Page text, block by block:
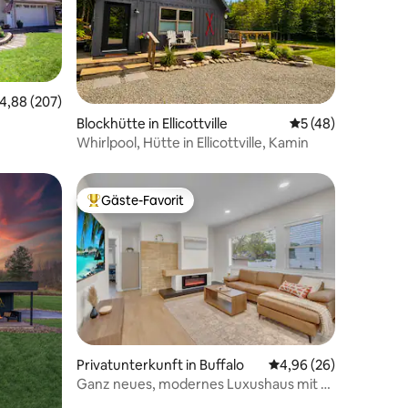
Bewertungen Bewertung: 4,88 von 5, 207 Bewertungen
4,88 (207)
Blockhütte in Ellicottville Durchschnittliche
5 (48)
Whirlpool, Hütte in Ellicottville, Kamin
Beliebter Gäste-Favorit.
Gäste-Favorit
Privatunterkunft in Buffalo Durchschnittliche
4,96 (26)
Ganz neues, modernes Luxushaus mit 3